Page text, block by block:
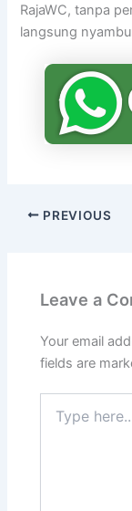
RajaWC, tanpa
langsung
PREVIOUS
Leave a
Your email
fields are
here..